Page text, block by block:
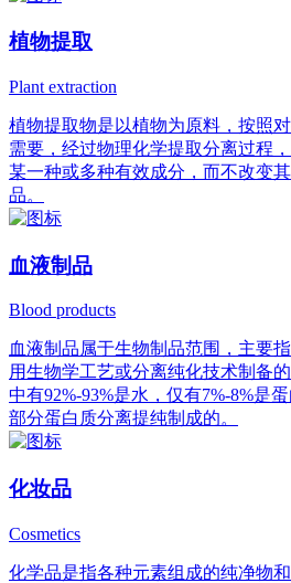
植物提取
Plant extraction
植物提取物是以植物为原料，按照
需要，经过物理化学提取分离过程
某一种或多种有效成分，而不改变
品。
血液制品
Blood products
血液制品属于生物制品范围，主要
用生物学工艺或分离纯化技术制备
中有92%-93%是水，仅有7%-8%是
部分蛋白质分离提纯制成的。
化妆品
Cosmetics
化学品是指各种元素组成的纯净物